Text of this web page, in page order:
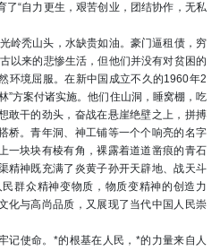
了“自力更生，艰苦创业，团结协作，无私
岭秃山头，水缺贵如油。豪门逼租债，穷
以来的悲惨生活，但他们并没有对贫困的
环境屈服。在新中国成立不久的1960年2
”方案付诸实施。他们住山洞，睡窝棚，吃
敢干的劲头，奋战在悬崖绝壁之上，拼搏
桥。青年洞、神工铺等一个个响亮的名字
一块块有棱有角，裸露着道道凿痕的青石
精神既充满了炎黄子孙开天辟地、战天斗
群众精神变物质，物质变精神的创造力
化与高尚品质，又展现了当代中国人民崇
记使命。*的根基在人民，*的力量来自人